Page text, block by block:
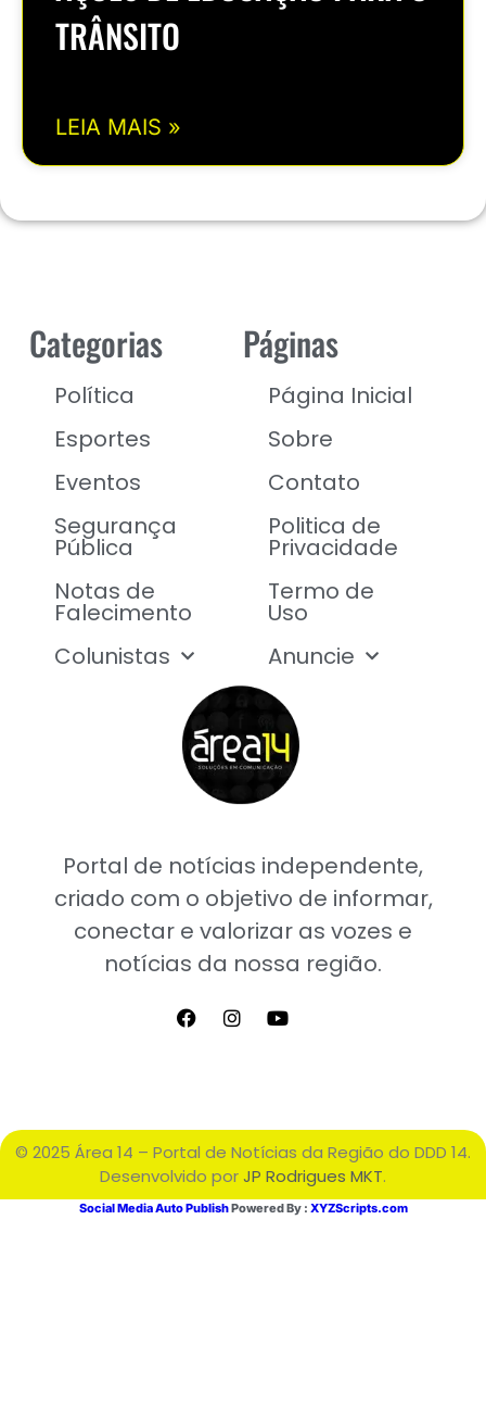
TRÂNSITO
LEIA MAIS »
Portal de notícias independente,
criado com o objetivo de informar,
conectar e valorizar as vozes e
notícias da nossa região.
Categorias
Política
Esportes
Eventos
Segurança
Pública
Notas de
Falecimento
Colunistas
Páginas
Página Inicial
Sobre
Contato
Politica de
Privacidade
Termo de
Uso
Anuncie
© 2025 Área 14 – Portal de Notícias da Região do DDD 14.
Desenvolvido porJP Rodrigues MKT.
Social Media Auto PublishPowered By : XYZScripts.com